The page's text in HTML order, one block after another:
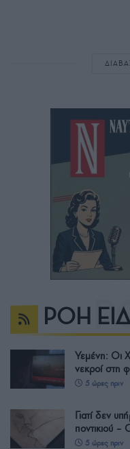
ΡΟΗ
Υεμένη: Οι
νεκροί στη
5 ώρες πριν
Γιατί δεν
ποντικιού –
5 ώρες πριν